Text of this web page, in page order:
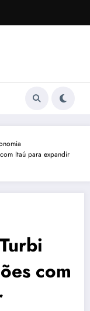
Itaú para expandir
com